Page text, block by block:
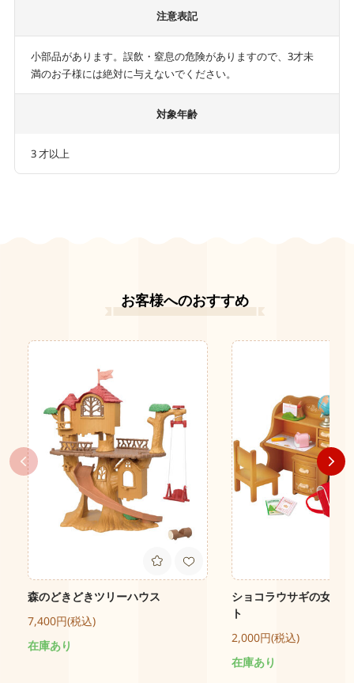
注意表記
小部品があります。誤飲・窒息の危険がありますので、3才未
満のお子様には絶対に与えないでください。
対象年齢
3 才以上
お客様へのおすすめ
森のどきどきツリーハウス
7,400円(税込)
在庫あり
ショコラウサギの女の
ト
2,000円(税込)
在庫あり